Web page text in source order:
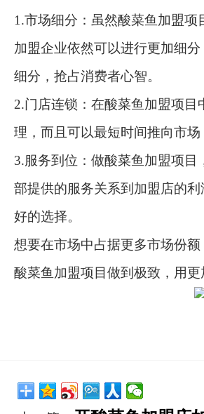
1.市场细分：虽然酸菜鱼加盟
加盟企业依然可以进行更加细
细分，抢占消费者心智。
2.门店连锁：在酸菜鱼加盟项
理，而且可以最短时间推向市
3.服务到位：做酸菜鱼加盟项
部提供的服务关系到加盟店的
好的选择。
想要在市场中占据更多市场份
酸菜鱼加盟项目做到极致，用